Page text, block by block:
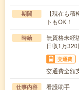
期間
【現在も
トもOK！
時給
無資格未
日収1万320
交通費
交通費全額
仕事内容
看護助手